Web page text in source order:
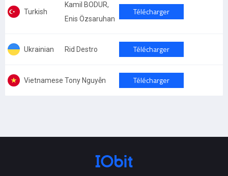
Turkish
Kamil BODUR,
Enis Özsaruhan
Télécharger
Ukrainian Rid Destro Télécharger
Vietnamese Tony Nguyễn Télécharger